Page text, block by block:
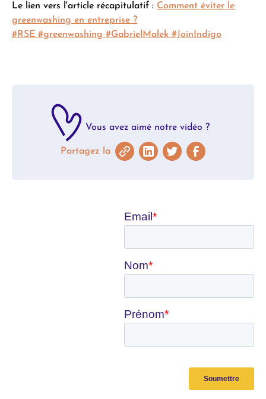
Le lien vers l'article récapitulatif : Comment éviter le
greenwashing en entreprise ?
#RSE #greenwashing #GabrielMalek #JoinIndigo
Vous avez aimé notre vidéo ?
Partagez la